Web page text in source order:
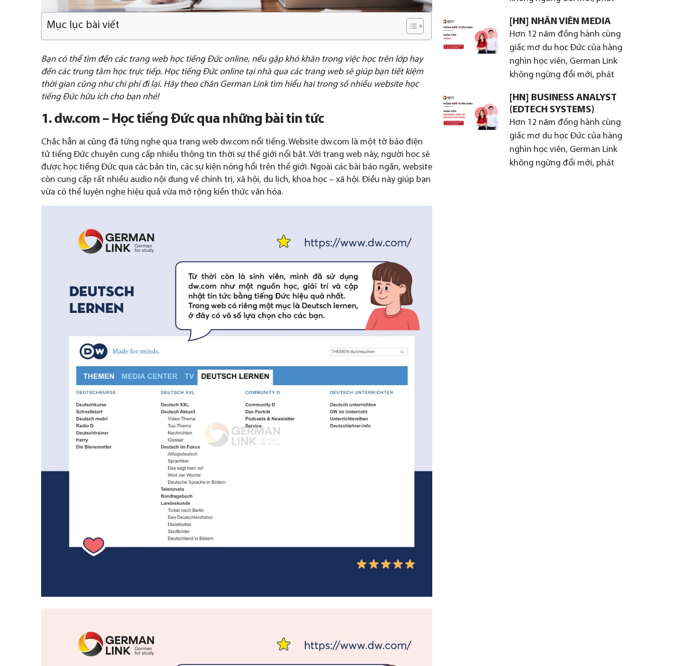
Mục lục bài viết
Bạn có thể tìm đến các trang web học tiếng Đức online, nếu gặp khó khăn trong việc học trên lớp hay
đến các trung tâm học trực tiếp. Học tiếng Đức online tại nhà qua các trang web sẽ giúp bạn tiết kiệm
thời gian cũng như chi phí đi lại. Hãy theo chân German Link tìm hiểu hai trong số nhiều website học
tiếng Đức hữu ích cho bạn nhé!
1. dw.com – Học tiếng Đức qua những bài tin tức
Chắc hẳn ai cũng đã từng nghe qua trang web dw.com nổi tiếng. Website dw.com là một tờ báo điện
tử tiếng Đức chuyên cung cấp nhiều thông tin thời sự thế giới nổi bật. Với trang web này, người học sẽ
được học tiếng Đức qua các bản tin, các sự kiện nóng hổi trên thế giới. Ngoài các bài báo ngắn, website
còn cung cấp rất nhiều audio nội dung về chính trị, xã hội, du lịch, khoa học – xã hội. Điều này giúp bạn
vừa có thể luyện nghe hiệu quả vừa mở rộng kiến thức văn hóa.
[HN] NHÂN VIÊN MEDIA
Hơn 12 năm đồng hành cùng
giấc mơ du học Đức của hàng
nghìn học viên, German Link
không ngừng đổi mới, phát
[HN] BUSINESS ANALYST
(EDTECH SYSTEMS)
Hơn 12 năm đồng hành cùng
giấc mơ du học Đức của hàng
nghìn học viên, German Link
không ngừng đổi mới, phát